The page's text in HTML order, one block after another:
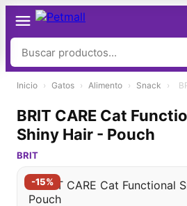
Inicio › Gatos › Alimento › Snack ›
-15%
BRIT CARE Cat
Shiny Hair - Pouch
BRIT